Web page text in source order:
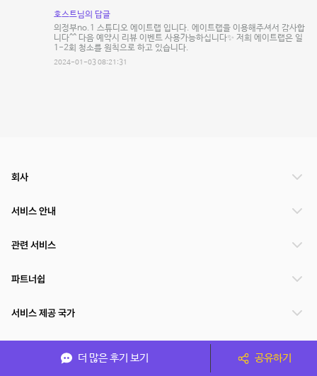
호스트님의 답글
의정부no.1 스튜디오 에이트랩 입니다. 에이트랩을 이용해주셔서 감사합
니다^^ 다음 예약시 리뷰 이벤트 사용가능하십니다✨ 저희 에이트랩은 일
1-2회 청소를 원칙으로 하고 있습니다.
2024-01-03 08:21:31
더 많은 후기 보기 공유하기
회사
서비스 안내
관련 서비스
파트너쉽
서비스 제공 국가
(주)NSPACE 사업자정보